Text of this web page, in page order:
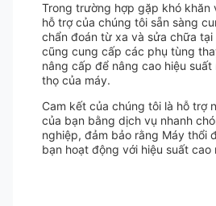
Trong trường hợp gặp khó khăn
hỗ trợ của chúng tôi sẵn sàng
chẩn đoán từ xa và sửa chữa tại
cũng cung cấp các phụ tùng
nâng cấp để nâng cao hiệu
thọ của máy.
Cam kết của chúng tôi là hỗ trợ
của bạn bằng dịch vụ nhanh
nghiệp, đảm bảo rằng Máy thổi
bạn hoạt động với hiệu suất cao